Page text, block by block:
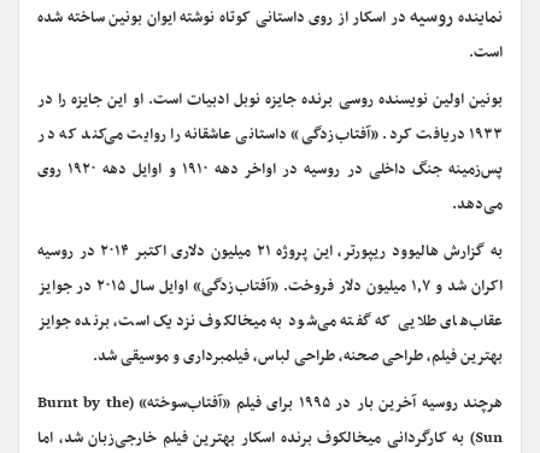
نمایندهروسیهدر اسکار از روی داستانی کوتاه نوشته ایوان بونین ساخته شده
است.
بونین اولین نویسنده روسی برنده جایزه نوبل ادبیات است. او این جایزه را در
۱۹۳۳ دریافت کرد. «آفتاب‌زدگی» داستانی عاشقانه را روایت می‌کند که در
پس‌زمینه جنگ داخلی در روسیه در اواخر دهه ۱۹۱۰ و اوایل دهه ۱۹۲۰ روی
می‌دهد.
به گزارش هالیوود ریپورتر، این پروژه ۲۱ میلیون دلاری اکتبر ۲۰۱۴ در روسیه
اکران شد و ۱٫۷ میلیون دلار فروخت. «آفتاب‌زدگی» اوایل سال ۲۰۱۵ در جوایز
عقاب‌های طلایی که گفته می‌شود به میخالکوف نزدیک است، برنده جوایز
بهترین فیلم، طراحی صحنه، طراحی لباس، فیلمبرداری و موسیقی شد.
هرچند روسیه آخرین بار در ۱۹۹۵ برای فیلم «آفتاب‌سوخته» (Burnt by the
Sun) به کارگردانی میخالکوف برنده اسکار بهترین فیلم خارجی‌زبان شد، اما